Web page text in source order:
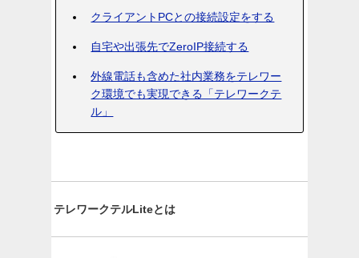
クライアントPCとの接続設定をする
自宅や出張先でZeroIP接続する
外線電話も含めた社内業務をテレワー
ク環境でも実現できる「テレワークテ
ル」
テレワークテルLiteとは